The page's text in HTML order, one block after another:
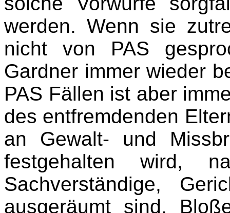
werden. Wenn sie
nicht von PAS
Gardner immer wieder
PAS Fällen ist aber
des entfremdenden
an Gewalt- und
festgehalten wird,
Sachverständige,
ausgeräumt sind.